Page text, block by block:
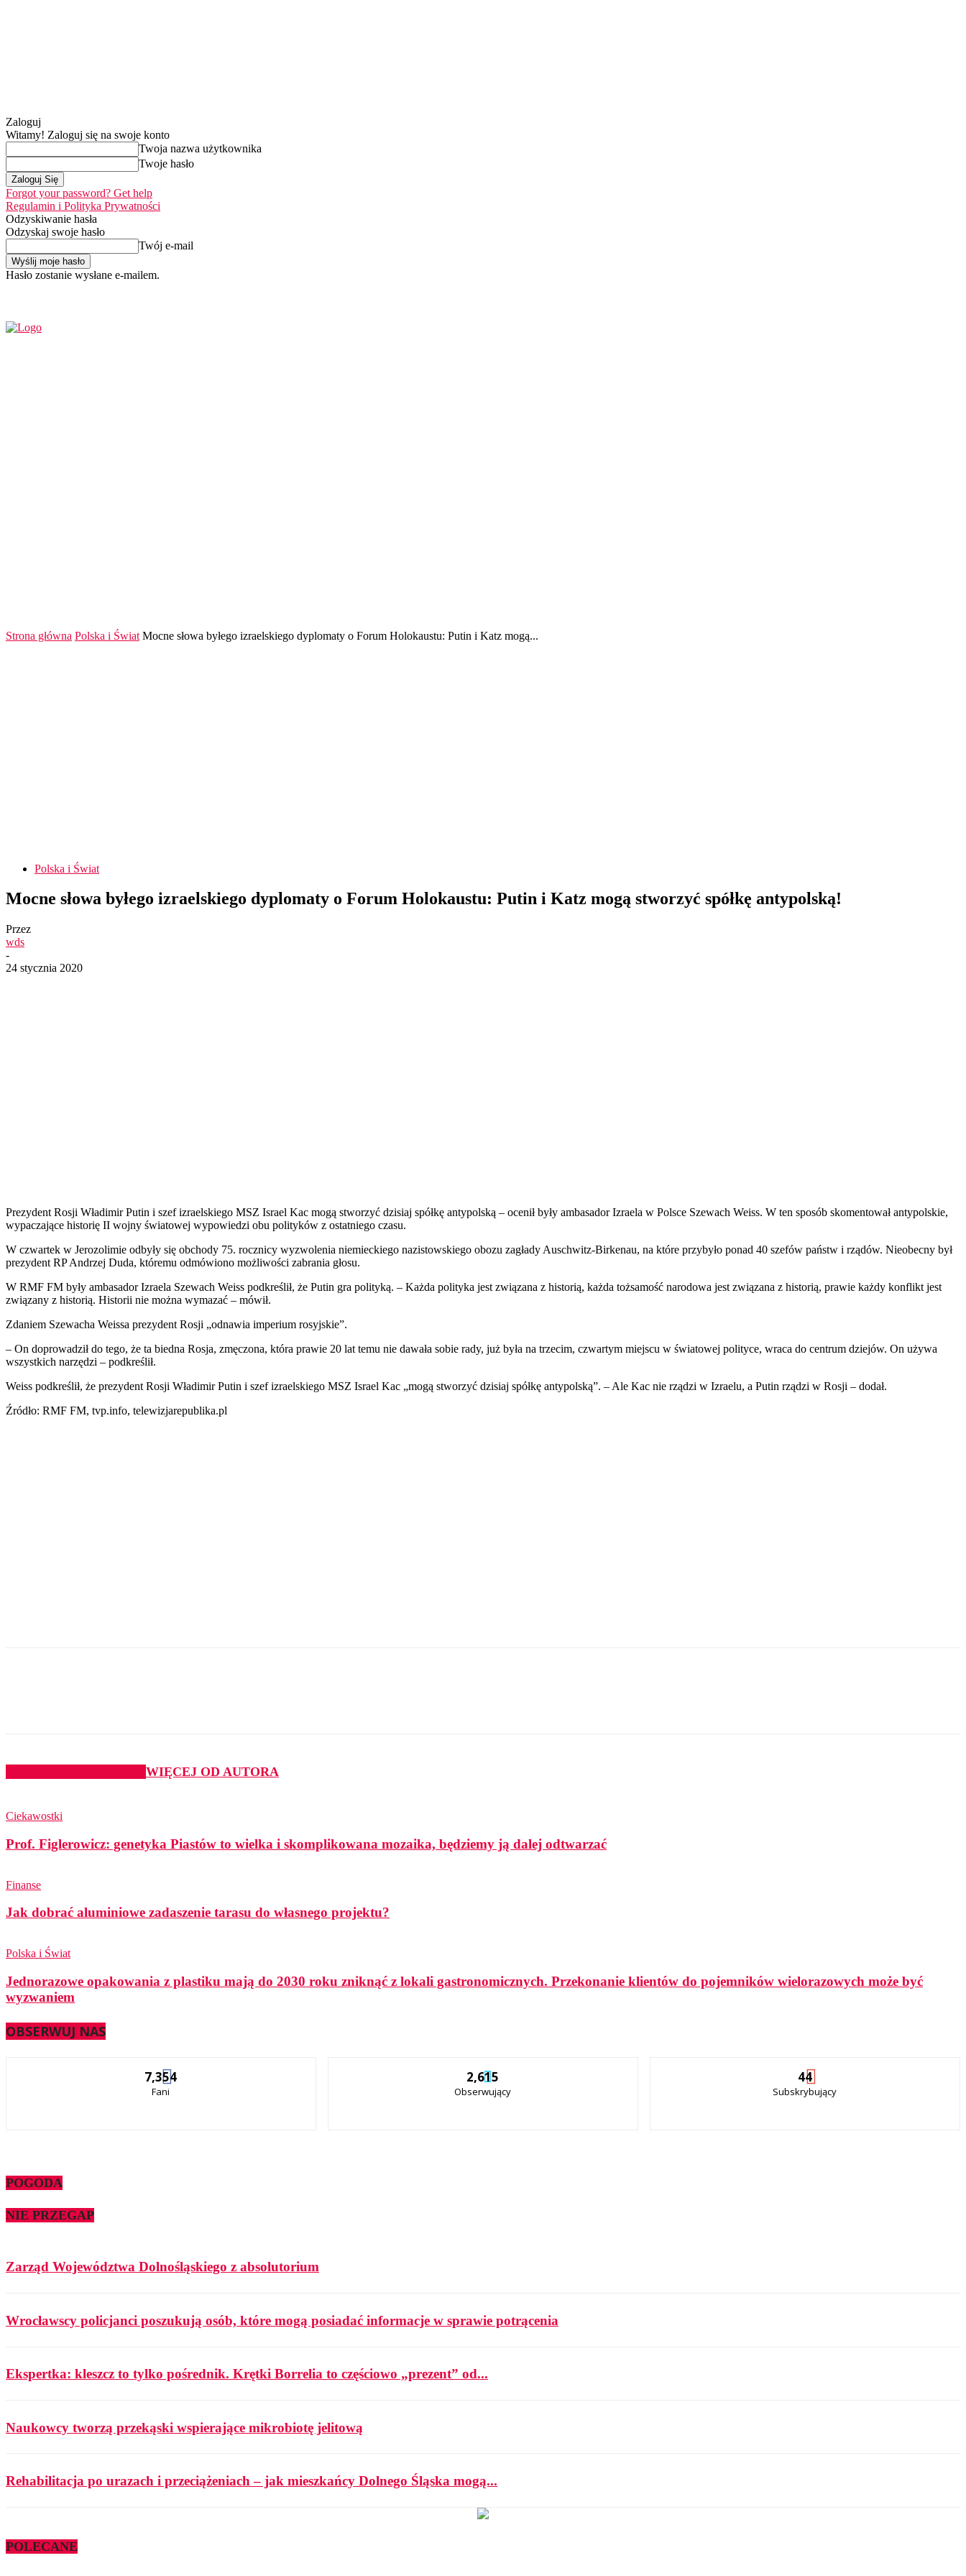
Zaloguj
Witamy! Zaloguj się na swoje konto
Twoja nazwa użytkownika
Twoje hasło
Forgot your password? Get help
Regulamin i Polityka Prywatności
Odzyskiwanie hasła
Odzyskaj swoje hasło
Twój e-mail
Hasło zostanie wysłane e-mailem.
Strona główna Polska i Świat Mocne słowa byłego izraelskiego dyplomaty o Forum Holokaustu: Putin i Katz mogą...
Polska i Świat
Mocne słowa byłego izraelskiego dyplomaty o Forum Holokaustu: Putin i Katz mogą stworzyć spółkę antypolską!
Przez
wds
-
24 stycznia 2020
Prezydent Rosji Władimir Putin i szef izraelskiego MSZ Israel Kac mogą stworzyć dzisiaj spółkę antypolską – ocenił były ambasador Izraela w Polsce Szewach Weiss. W ten sposób skomentował antypolskie,
wypaczające historię II wojny światowej wypowiedzi obu polityków z ostatniego czasu.
W czwartek w Jerozolimie odbyły się obchody 75. rocznicy wyzwolenia niemieckiego nazistowskiego obozu zagłady Auschwitz-Birkenau, na które przybyło ponad 40 szefów państw i rządów. Nieobecny był
prezydent RP Andrzej Duda, któremu odmówiono możliwości zabrania głosu.
W RMF FM były ambasador Izraela Szewach Weiss podkreślił, że Putin gra polityką. – Każda polityka jest związana z historią, każda tożsamość narodowa jest związana z historią, prawie każdy konflikt jest
związany z historią. Historii nie można wymazać – mówił.
Zdaniem Szewacha Weissa prezydent Rosji „odnawia imperium rosyjskie”.
– On doprowadził do tego, że ta biedna Rosja, zmęczona, która prawie 20 lat temu nie dawała sobie rady, już była na trzecim, czwartym miejscu w światowej polityce, wraca do centrum dziejów. On używa
wszystkich narzędzi – podkreślił.
Weiss podkreślił, że prezydent Rosji Władimir Putin i szef izraelskiego MSZ Israel Kac „mogą stworzyć dzisiaj spółkę antypolską”. – Ale Kac nie rządzi w Izraelu, a Putin rządzi w Rosji – dodał.
Źródło: RMF FM, tvp.info, telewizjarepublika.pl
WIĘCEJ OD AUTORA
Ciekawostki
Prof. Figlerowicz: genetyka Piastów to wielka i skomplikowana mozaika, będziemy ją dalej odtwarzać
Finanse
Jak dobrać aluminiowe zadaszenie tarasu do własnego projektu?
Polska i Świat
Jednorazowe opakowania z plastiku mają do 2030 roku zniknąć z lokali gastronomicznych. Przekonanie klientów do pojemników wielorazowych może być
wyzwaniem
OBSERWUJ NAS
7,354
Fani
2,615
Obserwujący
44
Subskrybujący
POGODA
NIE PRZEGAP
Zarząd Województwa Dolnośląskiego z absolutorium
Wrocławscy policjanci poszukują osób, które mogą posiadać informacje w sprawie potrącenia
Ekspertka: kleszcz to tylko pośrednik. Krętki Borrelia to częściowo „prezent” od...
Naukowcy tworzą przekąski wspierające mikrobiotę jelitową
Rehabilitacja po urazach i przeciążeniach – jak mieszkańcy Dolnego Śląska mogą...
POLECANE